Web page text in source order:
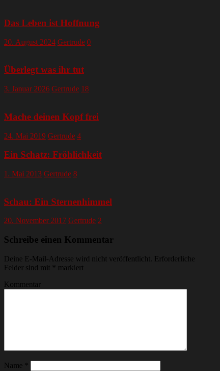
Das Leben ist Hoffnung
20. August 2024 Gertrude 0
Überlegt was ihr tut
3. Januar 2026 Gertrude 18
Mache deinen Kopf frei
24. Mai 2019 Gertrude 4
Ein Schatz: Fröhlichkeit
1. Mai 2013 Gertrude 8
Schau: Ein Sternenhimmel
20. November 2017 Gertrude 2
Schreibe einen Kommentar
Deine E-Mail-Adresse wird nicht veröffentlicht.
Erforderliche
Felder sind mit
markiert
Kommentar
Name